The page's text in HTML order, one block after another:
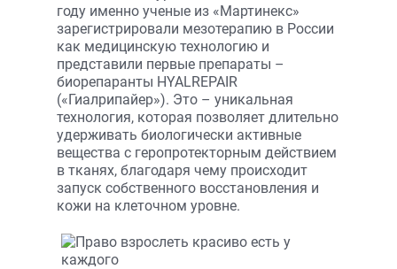
году именно ученые из «Мартинекс»
зарегистрировали мезотерапию в России
как медицинскую технологию и
представили первые препараты –
биорепаранты HYALREPAIR
(«Гиалрипайер»). Это – уникальная
технология, которая позволяет длительно
удерживать биологически активные
вещества с геропротекторным действием
в тканях, благодаря чему происходит
запуск собственного восстановления и
кожи на клеточном уровне.